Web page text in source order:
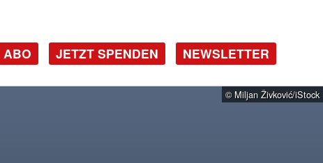
ABO JETZT SPENDEN NEWSLETTER
© Miljan Živković/iStock